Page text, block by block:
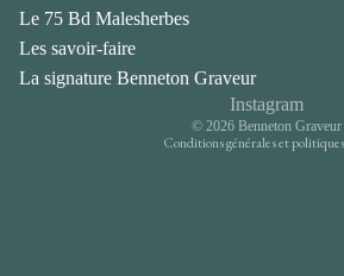
Le 75 Bd Malesherbes
Les savoir-faire
La signature Benneton Graveur
Instagram
© 2026 Benneton Graveur
Conditions générales et politiques
Conditions générales de vente